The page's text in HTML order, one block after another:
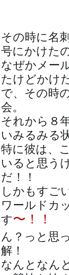
その時に名
号にかけた
なぜかメー
たけどかけ
で、その時
会。
それから８
いみるみる
特に彼は、
いると思う
だ！！
しかもすご
ワールドカ
す〜！！
ん？っと思
解！
なんとなん